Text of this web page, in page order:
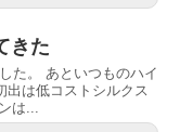
きた
た。 あといつものハイ
出は低コストシルクス
は...